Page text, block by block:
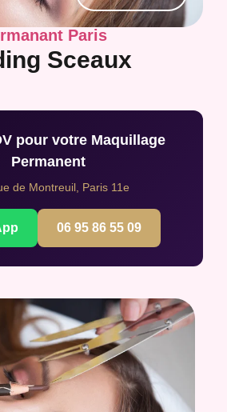
Paris
Sceaux
pour votre Maquillage
Permanent
de Montreuil, Paris 11e
06 95 86 55 09